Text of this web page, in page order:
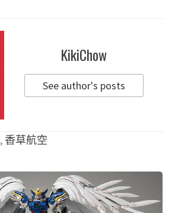
KikiChow
See author's posts
, 香草航空